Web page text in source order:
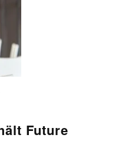
Future